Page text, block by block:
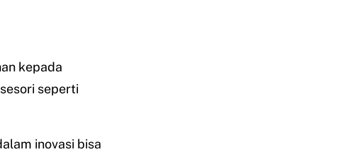
kepada
seperti
inovasi bisa